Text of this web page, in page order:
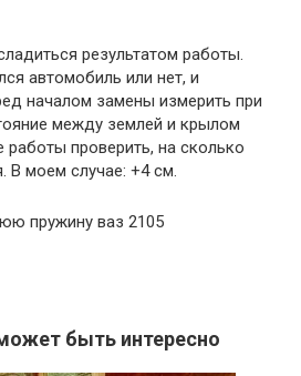
результатом работы.
автомобиль или нет, и
началом замены измерить при
между землей и крылом
проверить, на сколько
В моем случае: +4 см.
быть интересно